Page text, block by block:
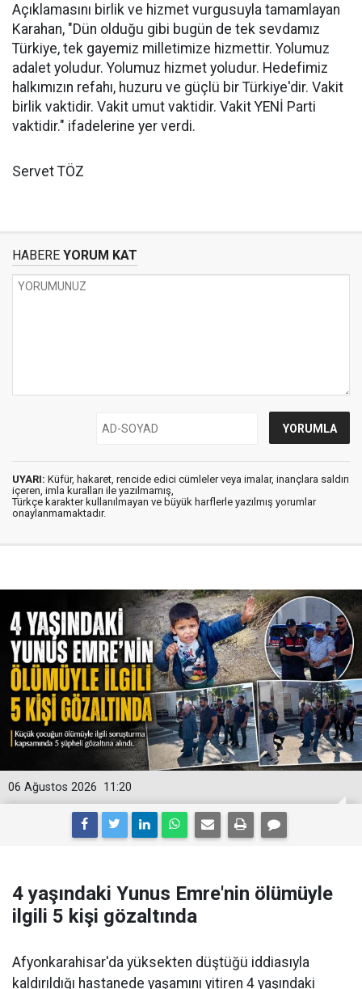
Açıklamasını birlik ve hizmet vurgusuyla tamamlayan
Karahan, "Dün olduğu gibi bugün de tek sevdamız
Türkiye, tek gayemiz milletimize hizmettir. Yolumuz
adalet yoludur. Yolumuz hizmet yoludur. Hedefimiz
halkımızın refahı, huzuru ve güçlü bir Türkiye'dir. Vakit
birlik vaktidir. Vakit umut vaktidir. Vakit YENİ Parti
vaktidir." ifadelerine yer verdi.
Servet TÖZ
HABERE YORUM KAT
UYARI: Küfür, hakaret, rencide edici cümleler veya imalar, inançlara saldırı
içeren, imla kuralları ile yazılmamış,
Türkçe karakter kullanılmayan ve büyük harflerle yazılmış yorumlar
onaylanmamaktadır.
11:20
06 Ağustos 2026
4 yaşındaki Yunus Emre'nin ölümüyle
ilgili 5 kişi gözaltında
Afyonkarahisar'da yüksekten düştüğü iddiasıyla
kaldırıldığı hastanede yaşamını yitiren 4 yaşındaki